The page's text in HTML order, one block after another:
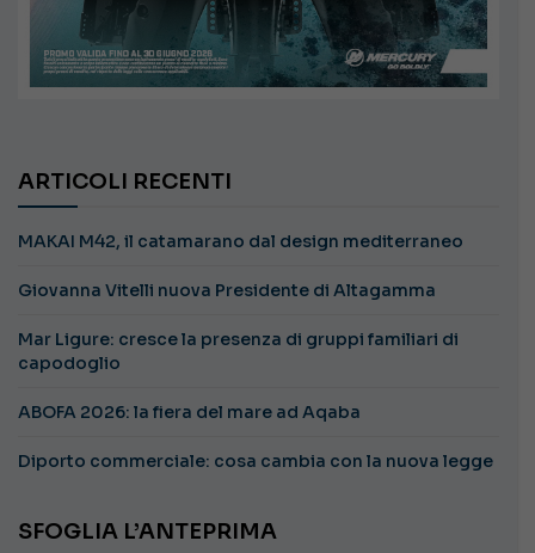
ARTICOLI RECENTI
MAKAI M42, il catamarano dal design mediterraneo
Giovanna Vitelli nuova Presidente di Altagamma
Mar Ligure: cresce la presenza di gruppi familiari di
capodoglio
ABOFA 2026: la fiera del mare ad Aqaba
Diporto commerciale: cosa cambia con la nuova legge
SFOGLIA L’ANTEPRIMA